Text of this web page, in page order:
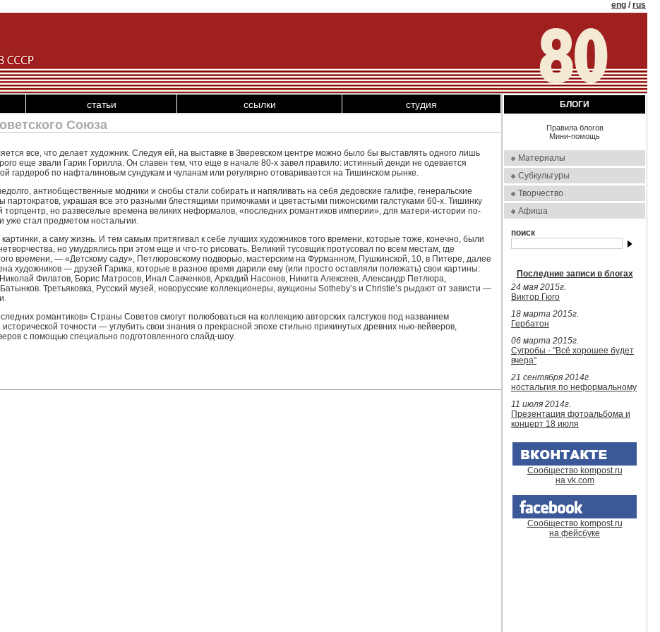
eng /rus
статьи ссылки студия
Союза
все, что делает художник. Следуя ей, на выставке в Зверевском центре можно было бы выставлять одного лишь
еще звали Гарик Горилла. Он славен тем, что еще в начале 80-х завел правило: истинный денди не одевается
гардероб по нафталиновым сундукам и чуланам или регулярно отоваривается на Тишинском рынке.
антиобщественные модники и снобы стали собирать и напяливать на себя дедовские галифе, генеральские
партократов, украшая все это разными блестящими примочками и цветастыми пижонскими галстуками 60-х. Тишинку
торгцентр, но развеселые времена великих неформалов, «последних романтиков империи», для матери-истории по-
стал предметом ностальгии.
картинки, а саму жизнь. И тем самым притягивал к себе лучших художников того времени, которые тоже, конечно, были
но умудрялись при этом еще и что-то рисовать. Великий тусовщик протусовал по всем местам, где
времени, — «Детскому саду», Петлюровскому подворью, мастерским на Фурманном, Пушкинской, 10, в Питере, далее
художников — друзей Гарика, которые в разное время дарили ему (или просто оставляли полежать) свои картины:
Филатов, Борис Матросов, Инал Савченков, Аркадий Насонов, Никита Алексеев, Александр Петлюра,
Третьяковка, Русский музей, новорусские коллекционеры, аукционы Sotheby’s и Christie’s рыдают от зависти —
романтиков» Страны Советов смогут полюбоваться на коллекцию авторских галстуков под названием
точности — углубить свои знания о прекрасной эпохе стильно прикинутых древних нью-вейверов,
с помощью специально подготовленного слайд-шоу.
БЛОГИ
Правила блогов
Мини-помощь
Материалы
Субкультуры
Творчество
Афиша
поиск
Последние записи в блогах
24 мая 2015г.
Виктор Гюго
18 марта 2015г.
Гербатон
06 марта 2015г.
Сугробы - "Всё хорошее будет
вчера"
21 сентября 2014г.
ностальгия по неформальному
11 июля 2014г.
Презентация фотоальбома и
концерт 18 июля
Сообщество kompost.ru
на vk.com
Сообщество kompost.ru
на фейсбуке